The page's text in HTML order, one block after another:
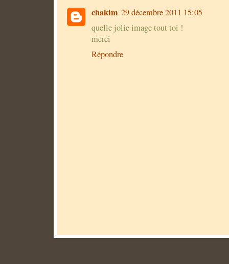
chakim 29 décembre 2011 15:05
quelle jolie image tout toi !
merci
Répondre